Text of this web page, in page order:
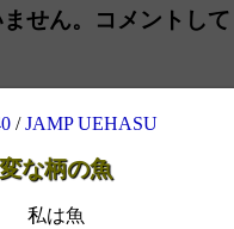
せん。コメントし
/JAMP UEHASU
変な柄の魚
私は魚